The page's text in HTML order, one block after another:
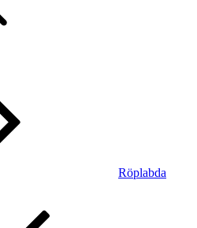
Röplabda